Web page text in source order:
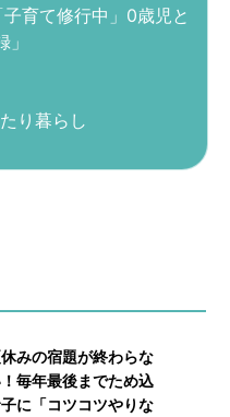
育て修行中」0歳児と
り暮らし
みの宿題が終わらな
毎年最後までため込
に「コツコツやりな